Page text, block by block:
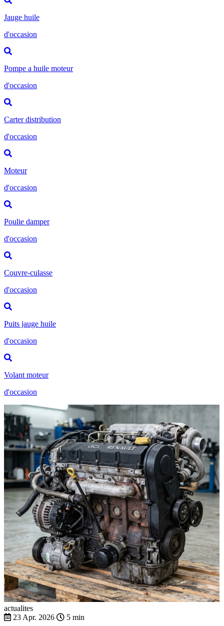
Jauge huile
d'occasion
Pompe a huile moteur
d'occasion
Carter distribution
d'occasion
Moteur
d'occasion
Poulie damper
d'occasion
Couvre-culasse
d'occasion
Puits jauge huile
d'occasion
Volant moteur
d'occasion
actualites
23 Apr. 2026
5 min